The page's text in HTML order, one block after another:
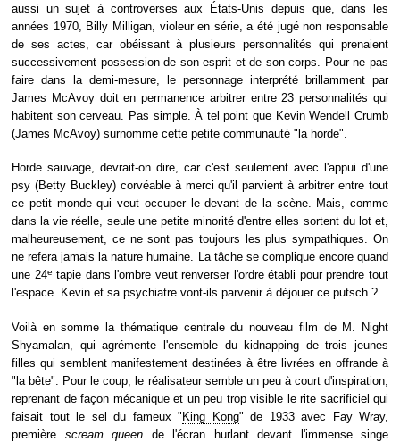
aussi un sujet à controverses aux États-Unis depuis que, dans les
années 1970, Billy Milligan, violeur en série, a été jugé non responsable
de ses actes, car obéissant à plusieurs personnalités qui prenaient
successivement possession de son esprit et de son corps. Pour ne pas
faire dans la demi-mesure, le personnage interprété brillamment par
James McAvoy doit en permanence arbitrer entre 23 personnalités qui
habitent son cerveau. Pas simple. À tel point que Kevin Wendell Crumb
(James McAvoy) surnomme cette petite communauté "la horde".
Horde sauvage, devrait-on dire, car c'est seulement avec l'appui d'une
psy (Betty Buckley) corvéable à merci qu'il parvient à arbitrer entre tout
ce petit monde qui veut occuper le devant de la scène. Mais, comme
dans la vie réelle, seule une petite minorité d'entre elles sortent du lot et,
malheureusement, ce ne sont pas toujours les plus sympathiques. On
ne refera jamais la nature humaine. La tâche se complique encore quand
une 24e tapie dans l'ombre veut renverser l'ordre établi pour prendre tout
l'espace. Kevin et sa psychiatre vont-ils parvenir à déjouer ce putsch ?
Voilà en somme la thématique centrale du nouveau film de M. Night
Shyamalan, qui agrémente l'ensemble du kidnapping de trois jeunes
filles qui semblent manifestement destinées à être livrées en offrande à
"la bête". Pour le coup, le réalisateur semble un peu à court d'inspiration,
reprenant de façon mécanique et un peu trop visible le rite sacrificiel qui
faisait tout le sel du fameux " King Kong" de 1933 avec Fay Wray,
première scream queen de l'écran hurlant devant l'immense singe